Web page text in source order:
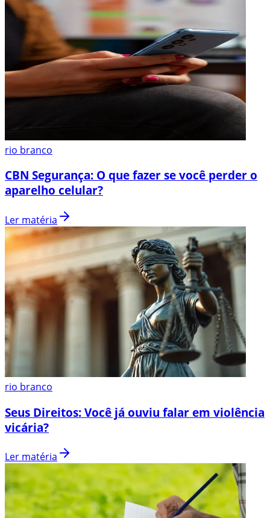
rio branco
CBN Segurança: O que fazer se você perder o
aparelho celular?
Ler matéria
rio branco
Seus Direitos: Você já ouviu falar em violência
vicária?
Ler matéria